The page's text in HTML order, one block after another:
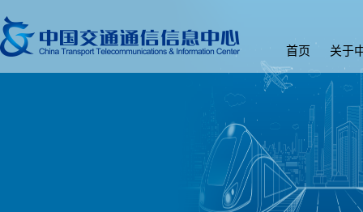
首页 关于